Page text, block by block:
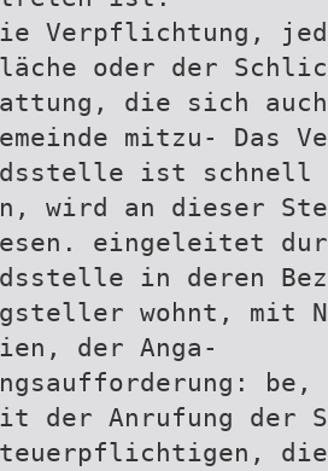
Verpflichtung,
oder der
die sich
mitzu- Das
ist schnell
wird an dieser
eingeleitet
in deren
wohnt, mit
der Anga-
der Anrufung der
die